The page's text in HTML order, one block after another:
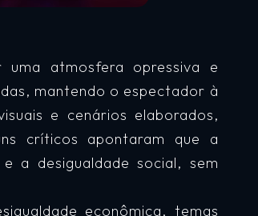
atmosfera opressiva e
mantendo o espectador à
e cenários elaborados,
críticos apontaram que a
a desigualdade social, sem
econômica, temas